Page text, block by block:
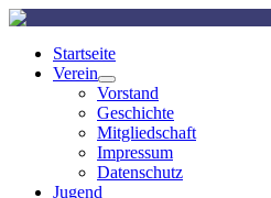
Startseite
Verein
Vorstand
Geschichte
Mitgliedschaft
Impressum
Datenschutz
Jugend